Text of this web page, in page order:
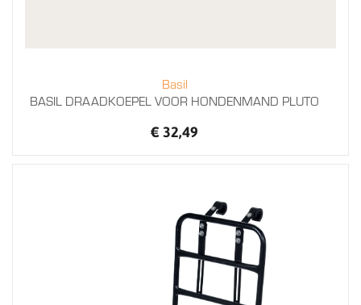
Basil
BASIL DRAADKOEPEL VOOR HONDENMAND PLUTO
€ 32,49